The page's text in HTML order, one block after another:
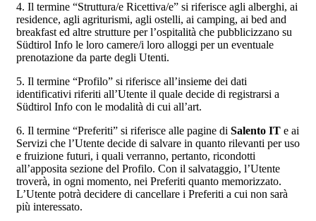
4. Il termine “Struttura/e Ricettiva/e” si riferisce agli alberghi, ai
residence, agli agriturismi, agli ostelli, ai camping, ai bed and
breakfast ed altre strutture per l’ospitalità che pubblicizzano su
Südtirol Info le loro camere/i loro alloggi per un eventuale
prenotazione da parte degli Utenti.
5. Il termine “Profilo” si riferisce all’insieme dei dati
identificativi riferiti all’Utente il quale decide di registrarsi a
Südtirol Info con le modalità di cui all’art.
6. Il termine “Preferiti” si riferisce alle pagine di Salento IT e ai
Servizi che l’Utente decide di salvare in quanto rilevanti per uso
e fruizione futuri, i quali verranno, pertanto, ricondotti
all’apposita sezione del Profilo. Con il salvataggio, l’Utente
troverà, in ogni momento, nei Preferiti quanto memorizzato.
L’Utente potrà decidere di cancellare i Preferiti a cui non sarà
più interessato.